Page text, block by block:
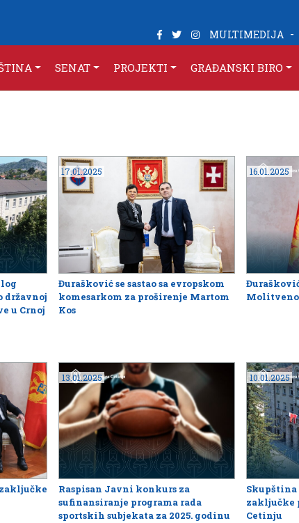
MULTIMEDIJA -
SENAT PROJEKTI GRAĐANSKI BIRO
državnoj
u Crnoj
17.01.2025
Đurašković se sastao sa evropskom
komesarkom za proširenje Martom
Kos
16.01.2025
13.01.2025
Raspisan Javni konkurs za
sufinansiranje programa rada
sportskih subjekata za 2025. godinu
10.01.2025
zaključke
Cetinju